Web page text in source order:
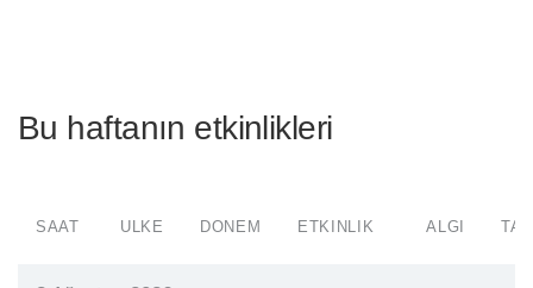
Bu haftanın etkinlikleri
SAAT ÜLKE DÖNEM ETKINLIK ALGI